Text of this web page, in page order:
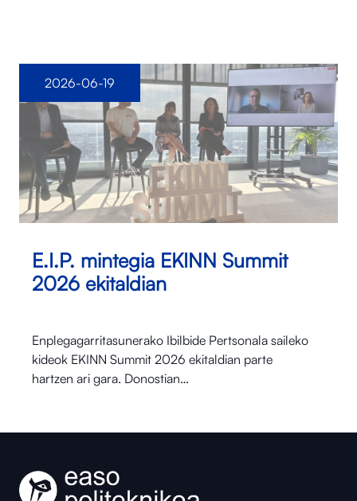
E.I.P. mintegia EKINN Summit
2026 ekitaldian
Enplegagarritasunerako Ibilbide Pertsonala saileko
kideok EKINN Summit 2026 ekitaldian parte
hartzen ari gara. Donostian…
2026-06-19